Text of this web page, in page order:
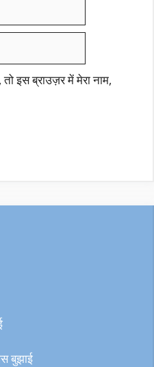
इस ब्राउज़र में मेरा नाम,
बुझाई